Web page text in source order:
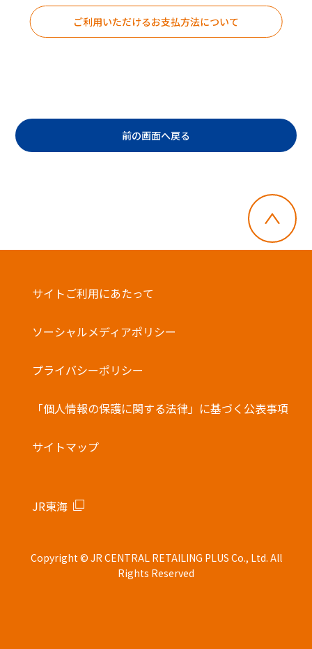
ご利用いただけるお支払方法について
前の画面へ戻る
・郵便切手、テレフォンカード、POSAカー
・店舗でのチャージはできません。
・他の電子マネーとの併用はできません。
バーコード決済
サイトご利用にあたって
ソーシャルメディアポリシー
プライバシーポリシー
「個人情報の保護に関する法律」に基づく公表事項
サイトマップ
JR東海
Copyright © JR CENTRAL RETAILING PLUS Co., Ltd. All
Rights Reserved